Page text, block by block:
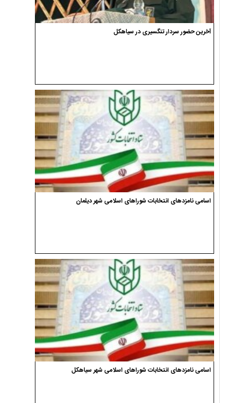
آخرین حضور سردار تنگسیری در سیاهکل
اسامی نامزدهای انتخابات شوراهای اسلامی شهر دیلمان
اسامی نامزدهای انتخابات شوراهای اسلامی شهر سیاهکل